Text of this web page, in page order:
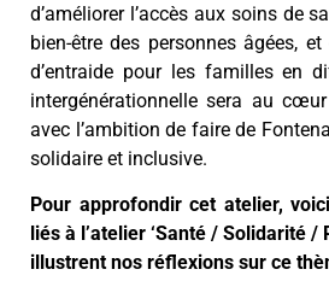
d’améliorer l’accès aux soins de
bien-être des personnes âgées,
d’entraide pour les familles en
intergénérationnelle sera au
avec l’ambition de faire de
solidaire et inclusive.
Pour approfondir cet atelier,
liés à l’atelier ‘Santé / Solidarité /
illustrent nos réflexions sur ce